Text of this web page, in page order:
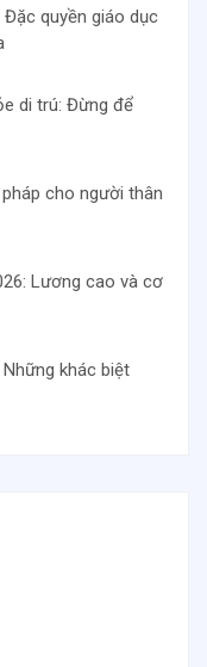
quyền giáo dục
di trú: Đừng để
cho người thân
Lương cao và cơ
khác biệt